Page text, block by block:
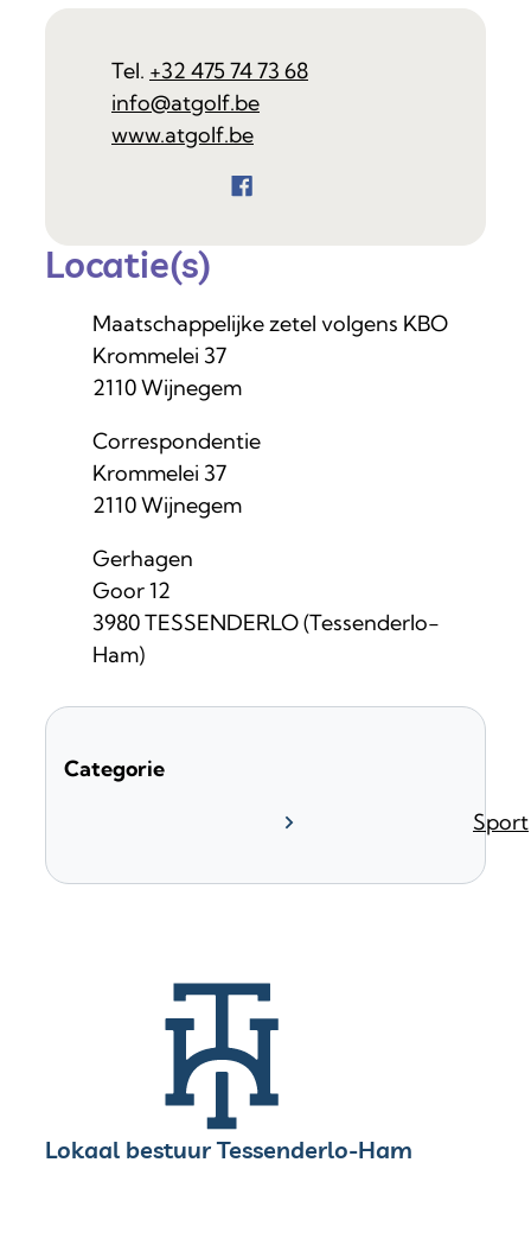
+32 475 74 73 68
E-mailinfo@atgolf.be
Websitewww.atgolf.be
Sociale media
Locatie(s)
NaamMaatschappelijke zetel volgens KBO
AdresKrommelei 37
,2110Wijnegem
NaamCorrespondentie
AdresKrommelei 37
,2110Wijnegem
NaamGerhagen
AdresGoor 12
,3980TESSENDERLO (Tessenderlo-
Ham)
Categorie
Sport
Contact & openingsuren
Lokaal bestuur Tessenderlo-Ham